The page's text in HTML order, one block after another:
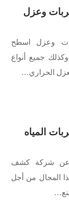
وعزل
وعزل اسطح
جميع أنواع
الحراري…
المياه
عن شركة كشف
المجال من أجل